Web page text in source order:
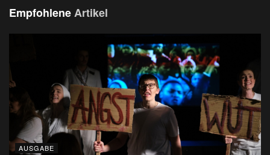
EmpfohleneArtikel
AUSGABE